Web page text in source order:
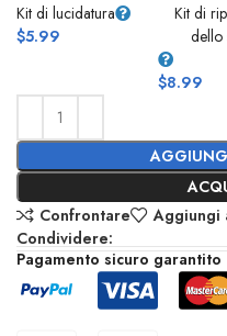
Kit di lucidatura
$5.99
Kit di
dello
$8.99
Confrontare
Aggiungi
Condividere:
Pagamento sicuro garantito